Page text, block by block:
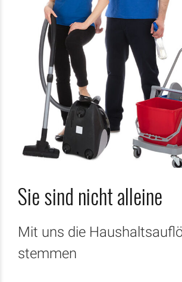
Sie sind nicht alleine
Mit uns die
stemmen